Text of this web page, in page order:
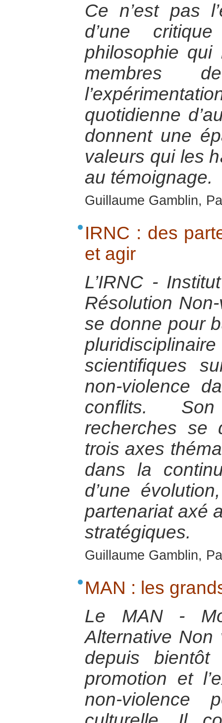
Ce n’est pas
d’une
philosophie qui
membres
quotidienne
donnent une
valeurs qui les
au témoignage.
Guillaume Gamblin,
IRNC : des
et agir
L’IRNC -
Résolution
se donne pour
scientifiques
non-violence
conflits.
recherches se
trois axes
dans la
d’une
partenariat axé
stratégiques.
Guillaume Gamblin,
MAN : les
Le MAN -
Alternative
depuis
promotion et
non-violence